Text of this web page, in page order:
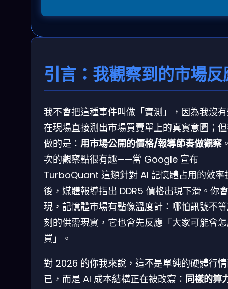
引言：我觀察到的市場反
我不會把這種事件叫做「實測」，因為我沒
在現場直接測出市場買賣單上的真實意圖；
做的是： 用市場公開的價格/報導節奏做觀察
次的觀察點很有趣——當 Google 宣布
TurboQuant 這類針對 AI 記憶體占用的效率
後，媒體報導指出 DDR5 價格出現下滑。你
現，記憶體市場有點像溫度計：哪怕訊號不
刻的供需現實，它也會先反應「大家可能會
買」。
對 2026 的你我來說，這不是單純的硬體行
已，而是 AI 成本結構正在被改寫： 同樣的算